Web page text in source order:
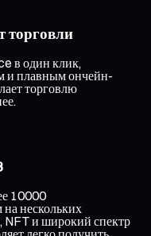
торговли
в один клик,
и плавным ончейн-
торговлю
10000
нескольких
NFT и широкий спектр